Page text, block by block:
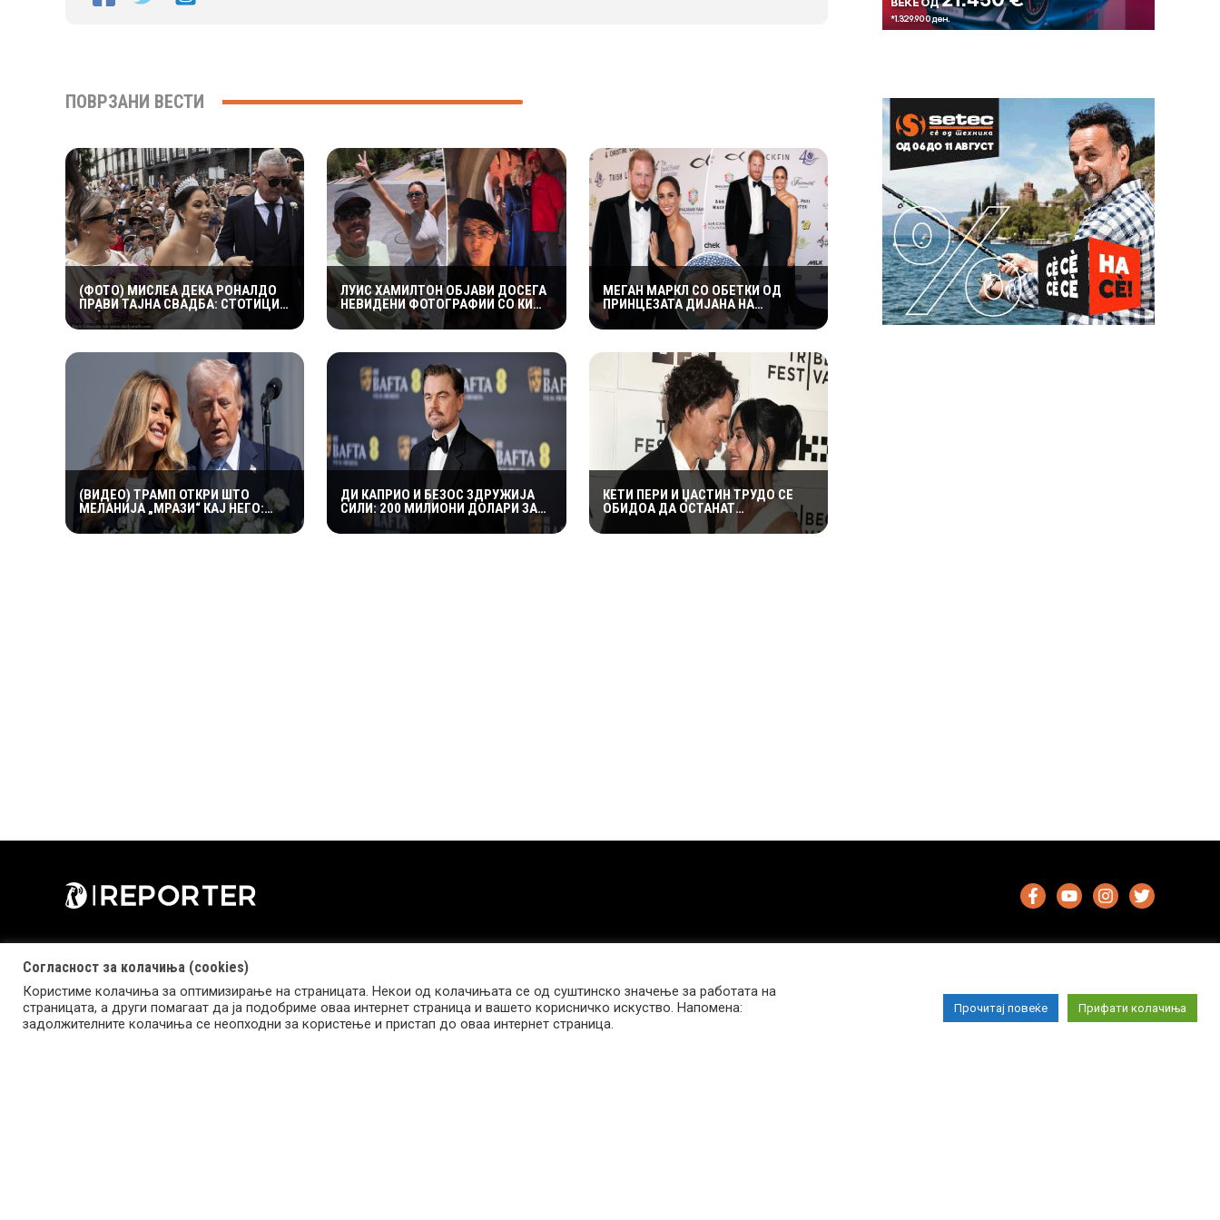
ПОВРЗАНИ ВЕСТИ
(ФОТО) МИСЛЕА ДЕКА РОНАЛДО
ПРАВИ ТАЈНА СВАДБА: СТОТИЦИ
ЛУЃЕ ЈА ПРЕПЛАВИЈА
КАТЕДРАЛАТА, СЕСТРА МУ ОСТРО
ЛУИС ХАМИЛТОН ОБЈАВИ ДОСЕГА
НЕВИДЕНИ ФОТОГРАФИИ СО КИМ
КАРДАШИЈАН: РОМАНСАТА
СТАНУВА СÈ ПОСЕРИОЗНА
МЕГАН МАРКЛ СО ОБЕТКИ ОД
ПРИНЦЕЗАТА ДИЈАНА НА
РОМАНТИЧНА ВЕЧЕР СО ПРИНЦОТ
ХАРИ ВО КАНАДА
(ВИДЕО) ТРАМП ОТКРИ ШТО
МЕЛАНИЈА „МРАЗИ“ КАЈ НЕГО:
„МИ ВЕЛИ ДЕКА ТОА НЕ Е
ПРЕТСЕДАТЕЛСКО“
ДИ КАПРИО И БЕЗОС ЗДРУЖИЈА
СИЛИ: 200 МИЛИОНИ ДОЛАРИ ЗА
СПАС НА 100 ЗАГРОЗЕНИ ВИДОВИ
КЕТИ ПЕРИ И ЏАСТИН ТРУДО СЕ
ОБИДОА ДА ОСТАНАТ
НЕЗАБЕЛЕЖАНИ ВО КОТОР,
МЕШТАНИТЕ СО ДУХОВИТИ
Copyright © 2026 Reporter.mk | Member of Clip Media Group Маркетинг Контакт Услови за користење
Согласност за колачиња (cookies)
Користиме колачиња за оптимизирање на страницата. Некои од колачињата се од суштинско значење за работата на
страницата, а други помагаат да ја подобриме оваа интернет страница и вашето корисничко искуство. Напомена:
задолжителните колачиња се неопходни за користење и пристап до оваа интернет страница.
Прочитај повеќе Прифати колачиња